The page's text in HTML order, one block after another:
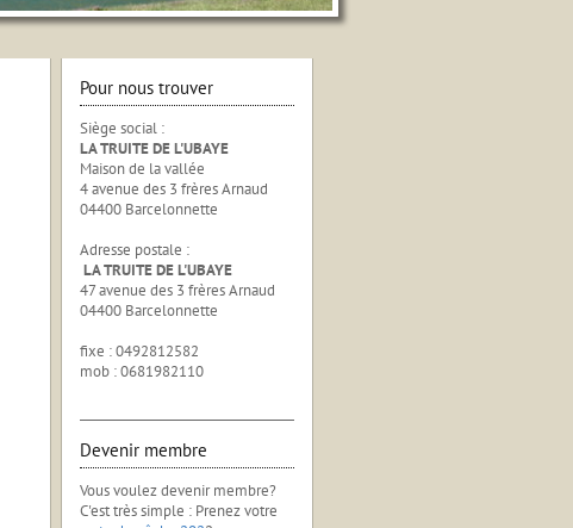
Pour nous trouver
Siège social :
LA TRUITE DE L'UBAYE
Maison de la vallée
4 avenue des 3 frères Arnaud
04400 Barcelonnette
Adresse postale :
LA TRUITE DE L'UBAYE
47 avenue des 3 frères Arnaud
04400 Barcelonnette
fixe : 0492812582
mob : 0681982110
Devenir membre
Vous voulez devenir membre?
C'est très simple : Prenez votre